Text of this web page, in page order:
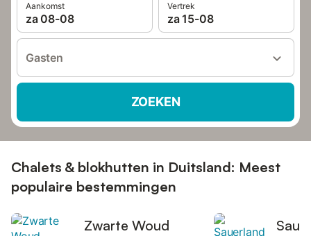
Aankomst
za 08-08
Vertrek
za 15-08
Gasten
ZOEKEN
Chalets & blokhutten in Duitsland: Meest
populaire bestemmingen
Zwarte Woud